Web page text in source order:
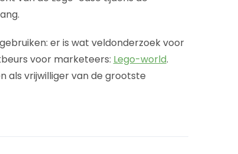
er is wat veldonderzoek voor
voor marketeers: Lego-world.
als vrijwilliger van de grootste